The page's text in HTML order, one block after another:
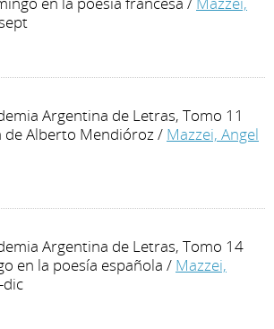
Argentina de Letras, Tomo 11
de Alberto Mendióroz/ Mazzei, Angel
Argentina de Letras, Tomo 14
en la poesía española / Mazzei,